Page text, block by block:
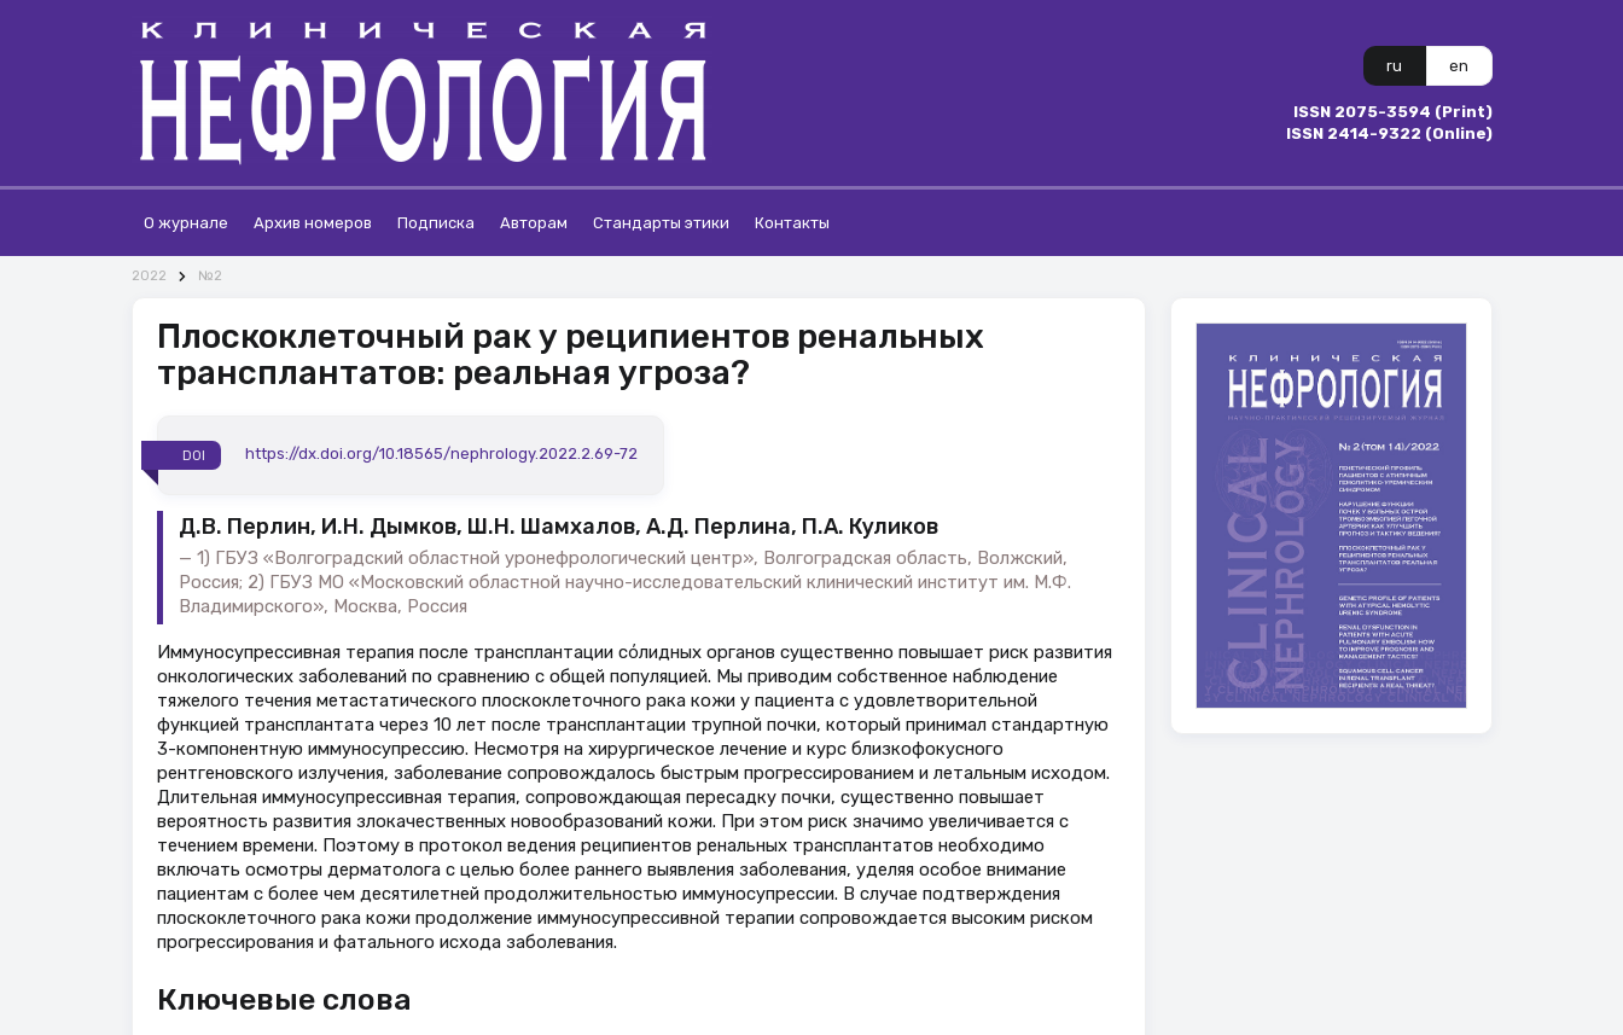
ru en
ISSN 2075-3594 (Print)
ISSN 2414-9322 (Online)
О журнале Архив номеров Подписка Авторам Стандарты этики Контакты
2022 №2
Плоскоклеточный рак у реципиентов ренальных
трансплантатов: реальная угроза?
DOI https://dx.doi.org/10.18565/nephrology.2022.2.69-72
Д.В. Перлин, И.Н. Дымков, Ш.Н. Шамхалов, А.Д. Перлина, П.А. Куликов
1) ГБУЗ «Волгоградский областной уронефрологический центр», Волгоградская область, Волжский,
Россия; 2) ГБУЗ МО «Московский областной научно-исследовательский клинический институт им. М.Ф.
Владимирского», Москва, Россия
Иммуносупрессивная терапия после трансплантации сόлидных органов существенно повышает риск развития
онкологических заболеваний по сравнению с общей популяцией. Мы приводим собственное наблюдение
тяжелого течения метастатического плоскоклеточного рака кожи у пациента с удовлетворительной
функцией трансплантата через 10 лет после трансплантации трупной почки, который принимал стандартную
3-компонентную иммуносупрессию. Несмотря на хирургическое лечение и курс близкофокусного
рентгеновского излучения, заболевание сопровождалось быстрым прогрессированием и летальным исходом.
Длительная иммуносупрессивная терапия, сопровождающая пересадку почки, существенно повышает
вероятность развития злокачественных новообразований кожи. При этом риск значимо увеличивается с
течением времени. Поэтому в протокол ведения реципиентов ренальных трансплантатов необходимо
включать осмотры дерматолога с целью более раннего выявления заболевания, уделяя особое внимание
пациентам с более чем десятилетней продолжительностью иммуносупрессии. В случае подтверждения
плоскоклеточного рака кожи продолжение иммуносупрессивной терапии сопровождается высоким риском
прогрессирования и фатального исхода заболевания.
Ключевые слова